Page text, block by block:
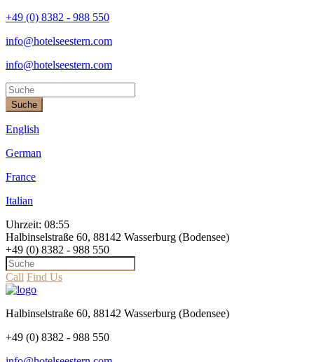
+49 (0) 8382 - 988 550
info@hotelseestern.com
info@hotelseestern.com
Suche
English
German
France
Italian
Uhrzeit: 08:55
Halbinselstraße 60, 88142 Wasserburg (Bodensee)
+49 (0) 8382 - 988 550
Call Find Us
Halbinselstraße 60, 88142 Wasserburg (Bodensee)
+49 (0) 8382 - 988 550